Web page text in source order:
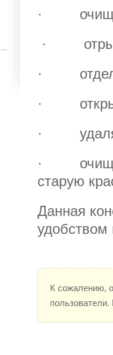
·
·
·
·
·
·
старую
Данная
удобством
К сожалению,